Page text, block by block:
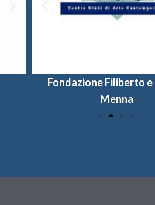
Provincia di Salerno
Fondazione Filiberto e
Menna